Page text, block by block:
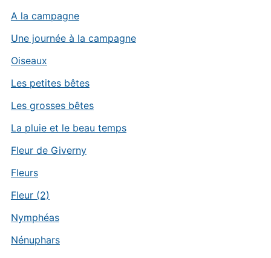
A la campagne
Une journée à la campagne
Oiseaux
Les petites bêtes
Les grosses bêtes
La pluie et le beau temps
Fleur de Giverny
Fleurs
Fleur (2)
Nymphéas
Nénuphars